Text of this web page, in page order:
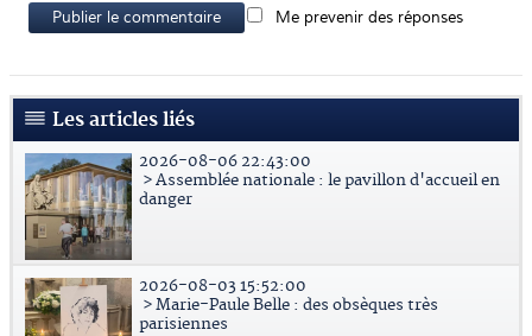
Publier le commentaire Me prevenir des réponses
Les articles liés
2026-08-06 22:43:00
> Assemblée nationale : le pavillon d'accueil en
danger
2026-08-03 15:52:00
> Marie-Paule Belle : des obsèques très
parisiennes